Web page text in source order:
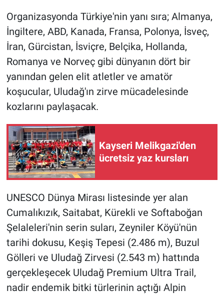
Organizasyonda Türkiye'nin yanı sıra; Almanya,
İngiltere, ABD, Kanada, Fransa, Polonya, İsveç,
İran, Gürcistan, İsviçre, Belçika, Hollanda,
Romanya ve Norveç gibi dünyanın dört bir
yanından gelen elit atletler ve amatör
koşucular, Uludağ'ın zirve mücadelesinde
kozlarını paylaşacak.
Kayseri Melikgazi'den
ücretsiz yaz kursları
UNESCO Dünya Mirası listesinde yer alan
Cumalıkızık, Saitabat, Kürekli ve Softaboğan
Şelaleleri'nin serin suları, Zeyniler Köyü'nün
tarihi dokusu, Keşiş Tepesi (2.486 m), Buzul
Gölleri ve Uludağ Zirvesi (2.543 m) hattında
gerçekleşecek Uludağ Premium Ultra Trail,
nadir endemik bitki türlerinin açtığı Alpin